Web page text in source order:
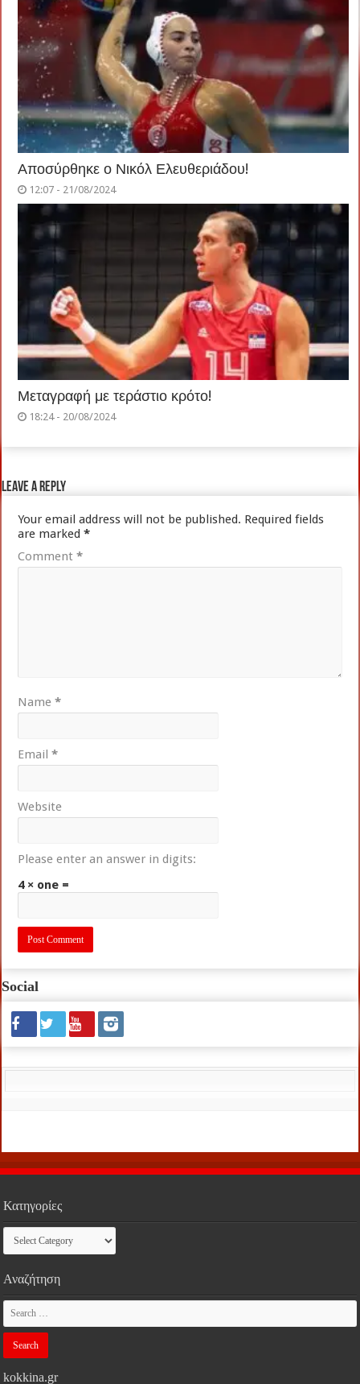
Αποσύρθηκε ο Νικόλ Ελευθεριάδου!
12:07 - 21/08/2024
Μεταγραφή με τεράστιο κρότο!
18:24 - 20/08/2024
Leave a Reply
Your email address will not be published. Required fields
are marked*
Comment*
Name*
Email*
Website
Please enter an answer in digits:
4 × one =
Social
Κατηγορίες
Κατηγορίες
Αναζήτηση
kokkina.gr